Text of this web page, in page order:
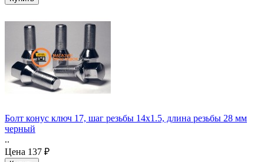
Болт конус ключ 17, шаг резьбы 14х1.5, длина резьбы 28 мм
черный
..
Цена 137 ₽